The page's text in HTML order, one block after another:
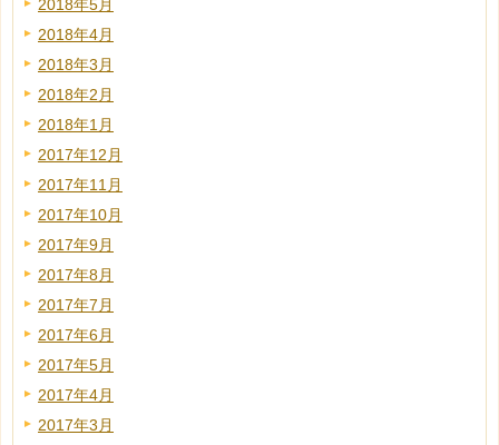
2018年5月
2018年4月
2018年3月
2018年2月
2018年1月
2017年12月
2017年11月
2017年10月
2017年9月
2017年8月
2017年7月
2017年6月
2017年5月
2017年4月
2017年3月